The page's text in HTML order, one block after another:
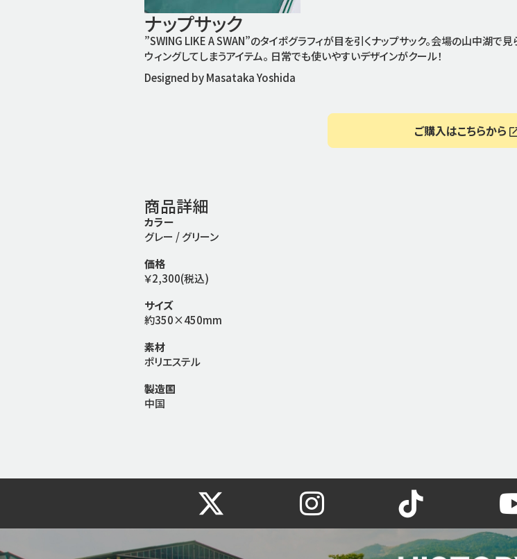
ナップサック
”SWING LIKE A SWAN”のタイポグラフィが目を引くナップサック。会場の山中湖で
ウィングしてしまうアイテム。 日常でも使いやすいデザインがクール！
Designed by Masataka Yoshida
ご購入はこちらから
商品詳細
カラー
グレー / グリーン
価格
￥2,300(税込)
サイズ
約350×450mm
素材
ポリエステル
製造国
中国